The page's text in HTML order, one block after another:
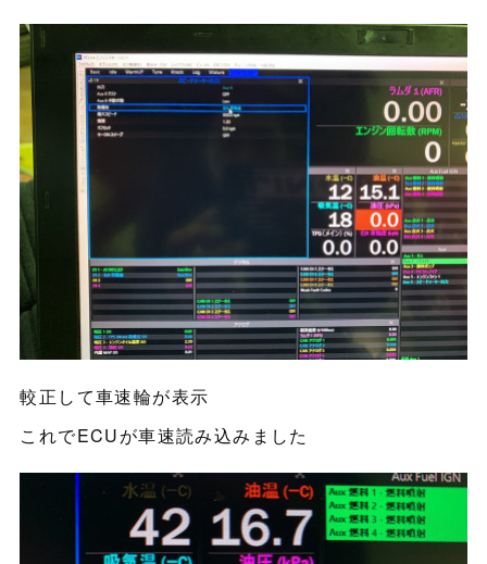
較正して車速輪が表示
これでECUが車速読み込みました